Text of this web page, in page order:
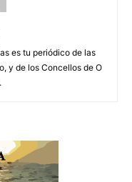
es tu periódico de las
y de los Concellos de O